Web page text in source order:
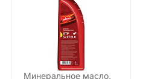
Минеральное масло,